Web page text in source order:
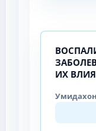
ИХ